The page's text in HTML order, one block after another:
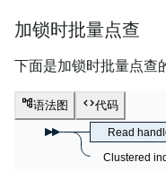
加锁时批量点查
下面是加锁时批量点查
语法图 代码
Read
Clustered